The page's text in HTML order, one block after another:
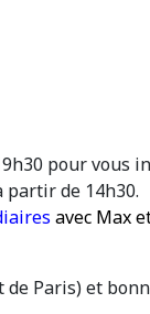
pour vous
partir de 14h30.
avec Max
Paris) et